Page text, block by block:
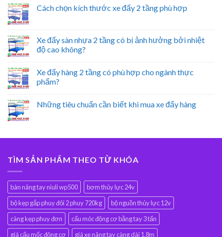
Cách chọn kích thước xe đẩy 2 tầng phù hợp
Xe đẩy sàn nhựa 2 tầng có bị ảnh hưởng bởi nhiệt
độ cao không?
Xe đẩy hàng 2 tầng có phù hợp cho ngành thực
phẩm?
Những tiêu chuẩn cần biết khi mua xe đẩy hàng
TÌM SẢN PHẨM THEO TỪ KHÓA
bàn nâng tay niuli wp500
bơm thủy lực 24v
bộ kẹp gắp phuy đôi 2 phuy 720kg
bộ nguồn thủy lực 12v
càng kẹp phuy đơn
cẩu móc động cơ bằng tay 3 tấn
giá cẩu mốc động cơ
giá xe nâng tay càng dài 1.8m